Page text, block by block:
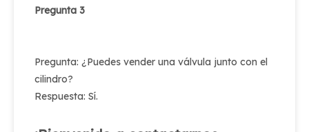
Pregunta 3
Pregunta: ¿Puedes vender una válvula junto con el
cilindro?
Respuesta: Sí.